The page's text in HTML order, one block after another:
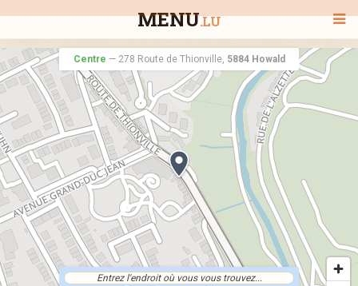
MENU.LU
BIENVENUE
TOUS LES RESTAURANTS
RECHERCHER UN RESTAURANT
Centre —278 Route de Thionville, 5884 Howald